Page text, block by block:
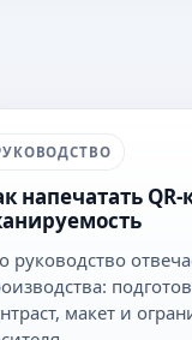
напечатать
руководство
макет и